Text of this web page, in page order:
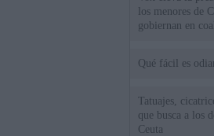
los menores de
gobiernan en
Qué fácil es
Tatuajes,
que busca a los
Ceuta